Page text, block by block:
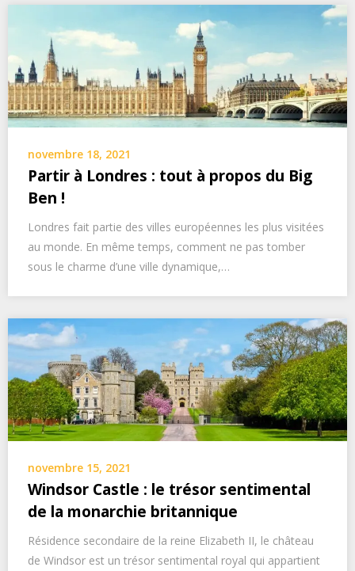
novembre 18, 2021
Partir à Londres : tout à propos du Big
Ben !
Londres fait partie des villes européennes les plus visitées
au monde. En même temps, comment ne pas tomber
sous le charme d’une ville dynamique,…
novembre 15, 2021
Windsor Castle : le trésor sentimental
de la monarchie britannique
Résidence secondaire de la reine Elizabeth II, le château
de Windsor est un trésor sentimental royal qui appartient